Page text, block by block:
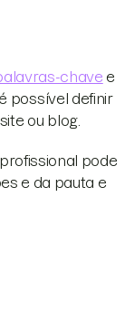
chave e
possível definir
ou blog.
pode
e da pauta e